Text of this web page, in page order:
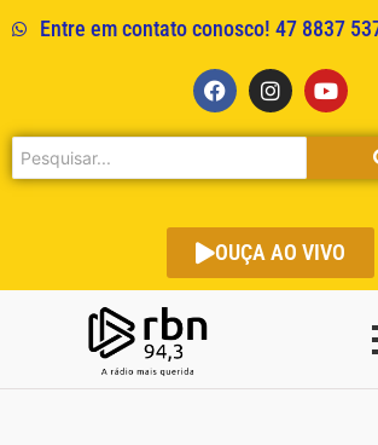
Entre em contato conosco! 47 8837
OUÇA AO VIVO